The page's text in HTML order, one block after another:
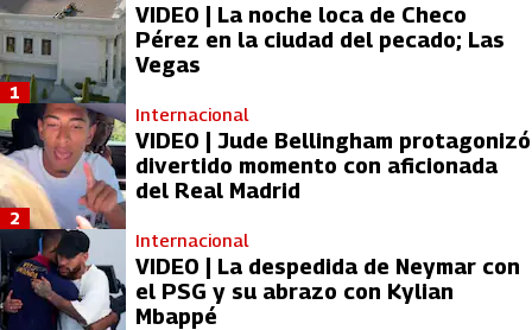
VIDEO | La noche loca de Checo
Pérez en la ciudad del pecado; Las
Vegas
1
Internacional
VIDEO | Jude Bellingham protagonizó
divertido momento con aficionada
del Real Madrid
2
Internacional
VIDEO | La despedida de Neymar con
el PSG y su abrazo con Kylian
Mbappé